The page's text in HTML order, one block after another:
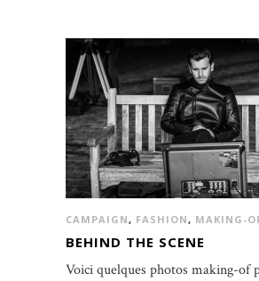
CAMPAIGN, FASHION, MAKING-
BEHIND THE SCENE
Voici quelques photos making-of